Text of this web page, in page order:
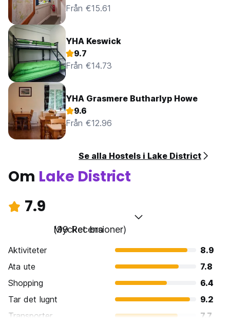
Från €15.61
YHA Keswick
9.7
Från €14.73
YHA Grasmere Butharlyp Howe
9.6
Från €12.96
Se alla Hostels i Lake District
Om Lake District
7.9
Mycket bra
(99 Recensioner)
Aktiviteter
8.9
Ata ute
7.8
Shopping
6.4
Tar det lugnt
9.2
Transporter
7.7